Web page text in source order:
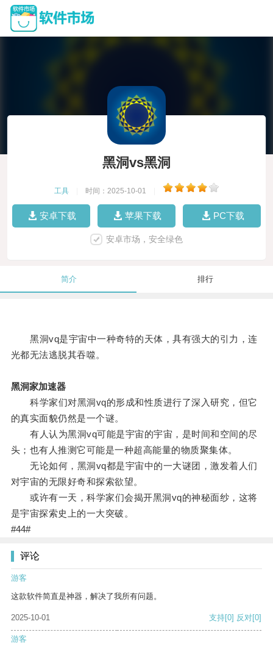
黑洞vs黑洞
工具 时间：2025-10-01
安卓下载 苹果下载 PC下载
安卓市场，安全绿色
简介 排行
黑洞vq是宇宙中一种奇特的天体，具有强大的引力，连
光都无法逃脱其吞噬。
黑洞家加速器
科学家们对黑洞vq的形成和性质进行了深入研究，但它
的真实面貌仍然是一个谜。
有人认为黑洞vq可能是宇宙的宇宙，是时间和空间的尽
头；也有人推测它可能是一种超高能量的物质聚集体。
无论如何，黑洞vq都是宇宙中的一大谜团，激发着人们
对宇宙的无限好奇和探索欲望。
或许有一天，科学家们会揭开黑洞vq的神秘面纱，这将
是宇宙探索史上的一大突破。
#44#
评论
游客
这款软件简直是神器，解决了我所有问题。
2025-10-01 支持[0] 反对[0]
游客